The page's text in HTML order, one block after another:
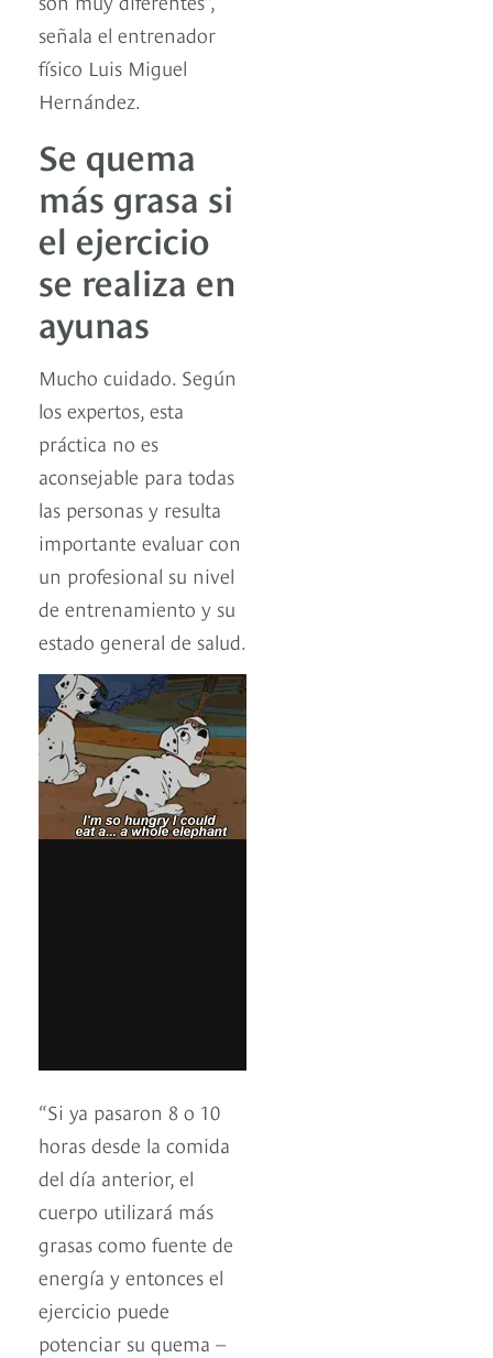
señala el entrenador
físico Luis Miguel
Hernández.
Se quema
más grasa si
el ejercicio
se realiza en
ayunas
Mucho cuidado. Según
los expertos, esta
práctica no es
aconsejable para todas
las personas y resulta
importante evaluar con
un profesional su nivel
de entrenamiento y su
estado general de salud.
“Si ya pasaron 8 o 10
horas desde la comida
del día anterior, el
cuerpo utilizará más
grasas como fuente de
energía y entonces el
ejercicio puede
potenciar su quema –